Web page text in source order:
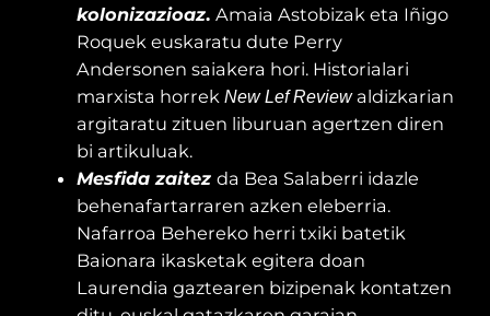
kolonizazioaz.Amaia Astobizak eta Iñigo
Roquek euskaratu dute Perry
Andersonen saiakera hori. Historialari
marxista horrekNew Lef Reviewaldizkarian
argitaratu zituen liburuan agertzen diren
bi artikuluak.
Mesfida zaitez da Bea Salaberri idazle
behenafartarraren azken eleberria.
Nafarroa Behereko herri txiki batetik
Baionara ikasketak egitera doan
Laurendia gaztearen bizipenak kontatzen